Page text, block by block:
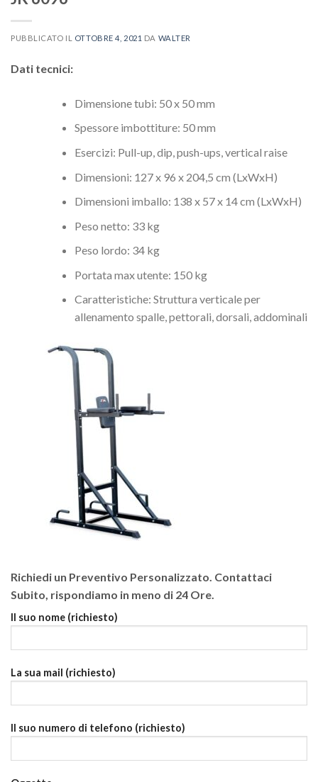
PUBBLICATO IL OTTOBRE 4, 2021 DA WALTER
Dati tecnici:
Dimensione tubi: 50 x 50 mm
Spessore imbottiture: 50 mm
Esercizi: Pull-up, dip, push-ups, vertical raise
Dimensioni: 127 x 96 x 204,5 cm (LxWxH)
Dimensioni imballo: 138 x 57 x 14 cm (LxWxH)
Peso netto: 33 kg
Peso lordo: 34 kg
Portata max utente: 150 kg
Caratteristiche: Struttura verticale per
allenamento spalle, pettorali, dorsali, addominali
Richiedi un Preventivo Personalizzato. Contattaci
Subito, rispondiamo in meno di 24 Ore.
Il suo nome (richiesto)
La sua mail (richiesto)
Il suo numero di telefono (richiesto)